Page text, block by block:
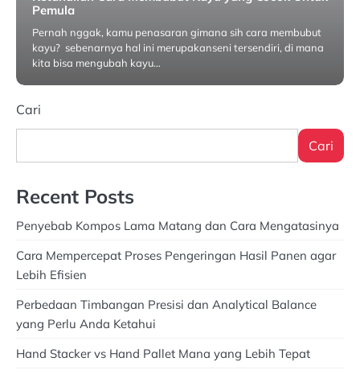
Pemula
Pernah nggak, kamu penasaran gimana sih cara membubut
kayu? sebenarnya hal ini merupakanseni tersendiri, di mana
kita bisa mengubah kayu…
Oktober 21, 2024
Cari
Cari
Recent Posts
Penyebab Kompos Lama Matang dan Cara Mengatasinya
Cara Mempercepat Proses Pengeringan Hasil Panen agar
Lebih Efisien
Perbedaan Timbangan Presisi dan Analytical Balance
yang Perlu Anda Ketahui
Hand Stacker vs Hand Pallet Mana yang Lebih Tepat